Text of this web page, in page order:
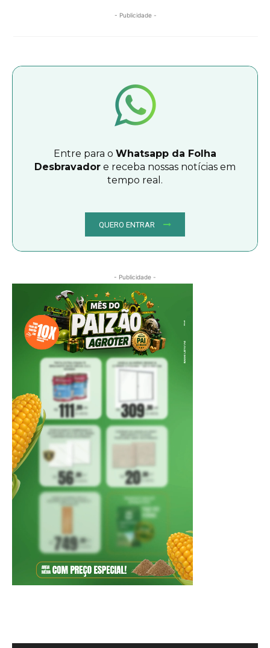
- Publicidade -
Entre para o Whatsapp da Folha
Desbravador e receba nossas notícias em
tempo real.
QUERO ENTRAR
- Publicidade -